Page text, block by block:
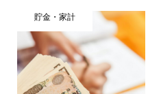
貯金・家計